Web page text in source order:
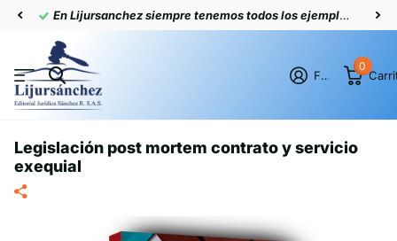
En Lijursanchez siempre tenemos todos los ejemplares actualizados
Firme en el registro
0
Legislación post mortem contrato y servicio
exequial